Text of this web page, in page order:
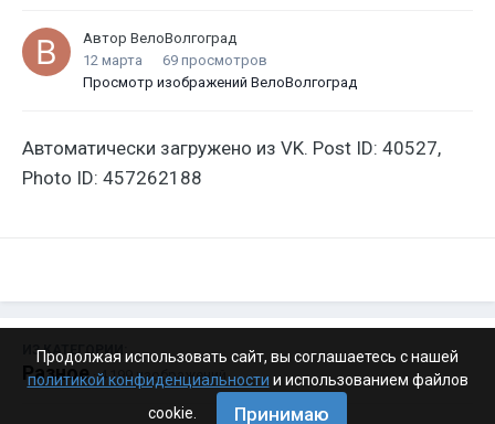
Автор ВелоВолгоград
12 марта
69 просмотров
Просмотр изображений ВелоВолгоград
Автоматически загружено из VK. Post ID: 40527,
Photo ID: 457262188
ИЗ КАТЕГОРИИ:
Разное · 4 199 изображений
Продолжая использовать сайт, вы соглашаетесь с нашей
политикой конфиденциальности и использованием файлов
cookie.
Принимаю